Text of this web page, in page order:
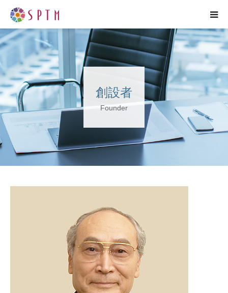
創設者
Founder
HOME
企業紹介
研究紹介
事業紹介
プレスリリース
各種お問い合わせ